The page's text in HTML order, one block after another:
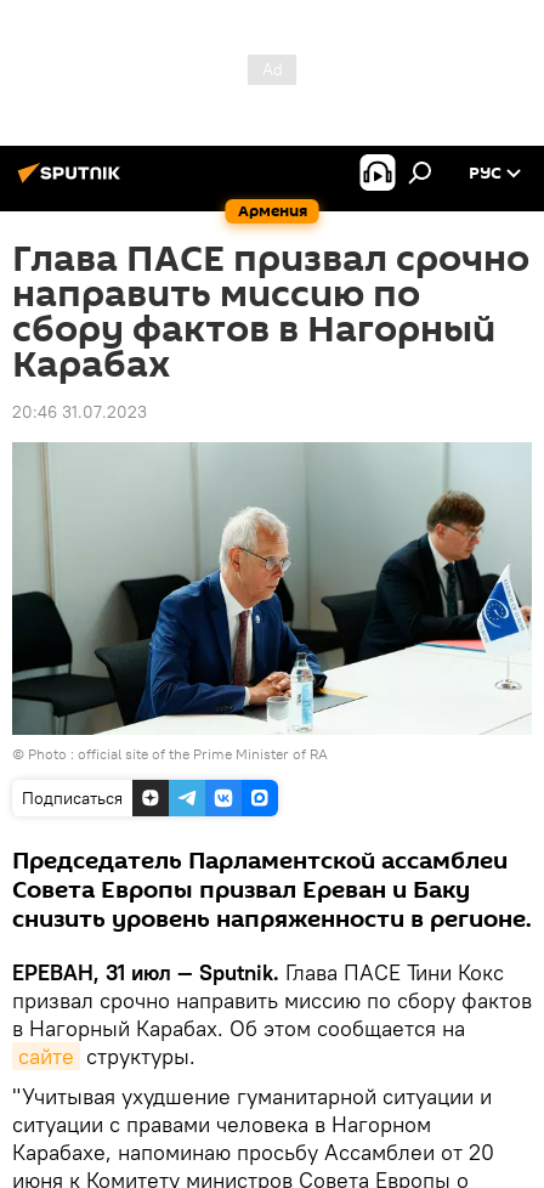
Армения
РУС
Глава ПАСЕ призвал срочно
направить миссию по
сбору фактов в Нагорный
Карабах
20:46 31.07.2023
© Photo : official site of the Prime Minister of RA
Подписаться
Председатель Парламентской ассамблеи
Совета Европы призвал Ереван и Баку
снизить уровень напряженности в регионе.
ЕРЕВАН, 31 июл — Sputnik. Глава ПАСЕ Тини Кокс
призвал срочно направить миссию по сбору фактов
в Нагорный Карабах. Об этом сообщается на
сайте структуры.
"Учитывая ухудшение гуманитарной ситуации и
ситуации с правами человека в Нагорном
Карабахе, напоминаю просьбу Ассамблеи от 20
июня к Комитету министров Совета Европы о